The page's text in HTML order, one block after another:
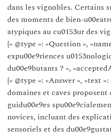
dans les vignobles. Certains
des moments de bien-
atypiques au cu0153ur des
{« @type »: »Question »,
expu00e9riences
du00e9butants ? »,
{« @type »: »Answer », »text
domaines et caves
guidu00e9es
novices, incluant des
sensoriels et des